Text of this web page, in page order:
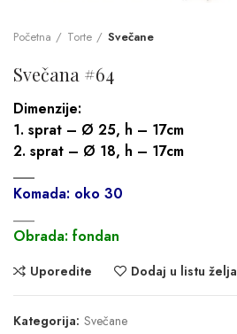
Početna Torte Svečane
Svečana #64
Dimenzije:
1. sprat – Ø 25, h – 17cm
2. sprat – Ø 18, h – 17cm
___
Komada: oko 30
Obrada: fondan
Uporedite Dodaj u listu želja
Kategorija: Svečane